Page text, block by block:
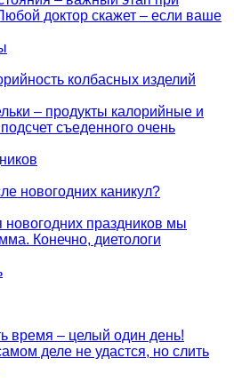
доктор скажет – если ваше
колбасных изделий
– продукты калорийные и
съеденного очень
новогодних каникул?
новогодних праздников мы
Конечно, диетологи
время – целый один день!
деле не удастся, но слить